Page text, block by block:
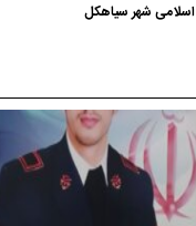
اسلامی شهر سیاهکل